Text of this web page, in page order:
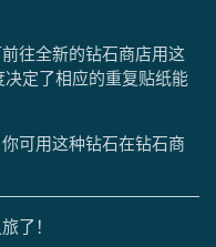
往全新的钻石商店用这
定了相应的重复贴纸能
可用这种钻石在钻石商
了！